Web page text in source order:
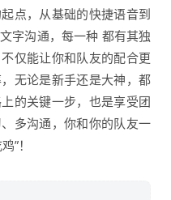
点，从基础的快捷语音到
字沟通，每一种 都有其独
仅能让你和队友的配合更
无论是新手还是大神，都
的关键一步，也是享受团
多沟通，你和你的队友一
”！